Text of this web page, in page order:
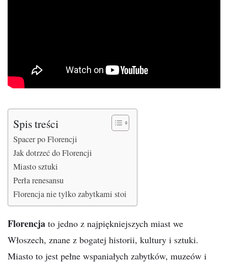
Spis treści
Spacer po Florencji
Jak dotrzeć do Florencji
Miasto sztuki
Perła renesansu
Florencja nie tylko zabytkami stoi
Florencja to jedno z najpiękniejszych miast we
Włoszech, znane z bogatej historii, kultury i sztuki.
Miasto to jest pełne wspaniałych zabytków, muzeów i